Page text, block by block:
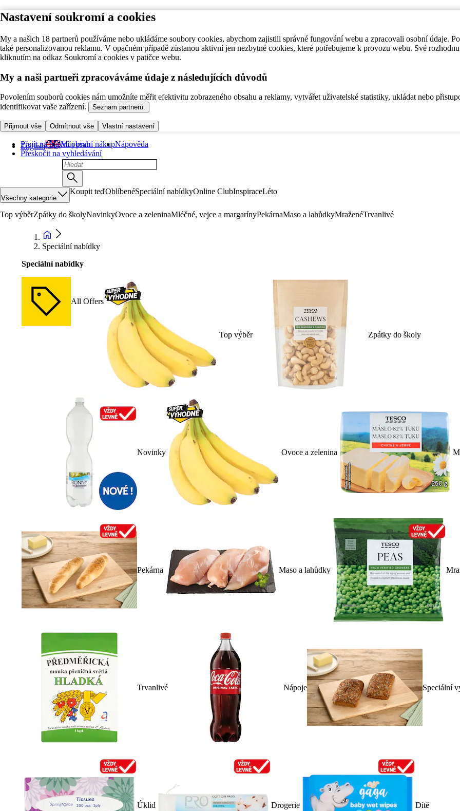
Nastavení soukromí a cookies
My a našich 18 partnerů používáme nebo ukládáme soubory cookies, abychom zajistili správné fungování webu a zpracovali osobní údaje.
také personalizovanou reklamu. V opačném případě zůstanou aktivní jen nezbytné cookies, které potřebujeme k provozu webu. Své
kliknutím na odkaz Soukromí a cookies v patičce webu.
My a naši partneři zpracováváme údaje z následujících důvodů
Povolením souborů cookies nám umožníte měřit efektivitu zobrazeného obsahu a reklamy, vytvářet uživatelské statistiky, ukládat nebo
identifikovat vaše zařízení.
Seznam partnerů.
Přijmout vše Odmítnout vše Vlastní nastavení
Přejít na hlavní obsah
Přeskočit na vyhledávání
English Můj první nákupNápověda
Všechny kategorie
Koupit teďOblíbenéSpeciální nabídkyOnline ClubInspiraceLéto
Top výběrZpátky do školyNovinkyOvoce a zeleninaMléčné, vejce a margarínyPekárnaMaso a lahůdkyMraženéTrvanlivé
Speciální nabídky
Speciální nabídky
All Offers
Top výběr Zpátky do školy
Novinky Ovoce a zelenina
Pekárna Maso a lahůdky
Trvanlivé Nápoje Speciální
Úklid Drogerie Dítě